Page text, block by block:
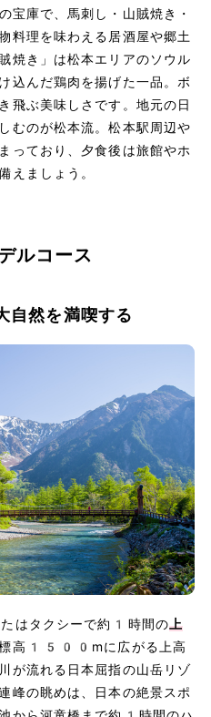
宝庫で、馬刺し・山賊焼き・
料理を味わえる居酒屋や郷土
焼き」は松本エリアのソウル
込んだ鶏肉を揚げた一品。ボ
飛ぶ美味しさです。地元の日
むのが松本流。松本駅周辺や
っており、夕食後は旅館やホ
えましょう。
ルコース
自然を満喫する
はタクシーで約1時間の上
標高1500mに広がる上高
が流れる日本屈指の山岳リゾ
峰の眺めは、日本の絶景スポ